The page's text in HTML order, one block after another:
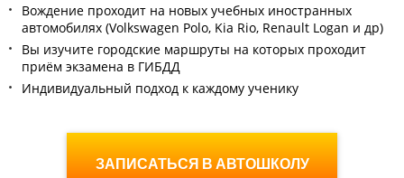
Вождение проходит на новых учебных иностранных
автомобилях (Volkswagen Polo, Kia Rio, Renault Logan и др)
Вы изучите городские маршруты на которых проходит
приём экзамена в ГИБДД
Индивидуальный подход к каждому ученику
ЗАПИСАТЬСЯ В АВТОШКОЛУ